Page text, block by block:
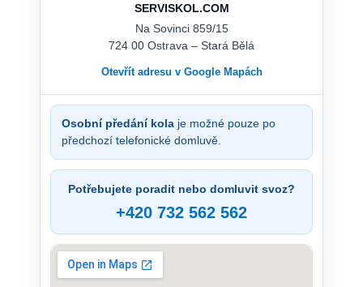
SERVISKOL.COM
Na Sovinci 859/15
724 00 Ostrava – Stará Bělá
Otevřít adresu v Google Mapách
Osobní předání kola je možné pouze po
předchozí telefonické domluvě.
Potřebujete poradit nebo domluvit svoz?
+420 732 562 562